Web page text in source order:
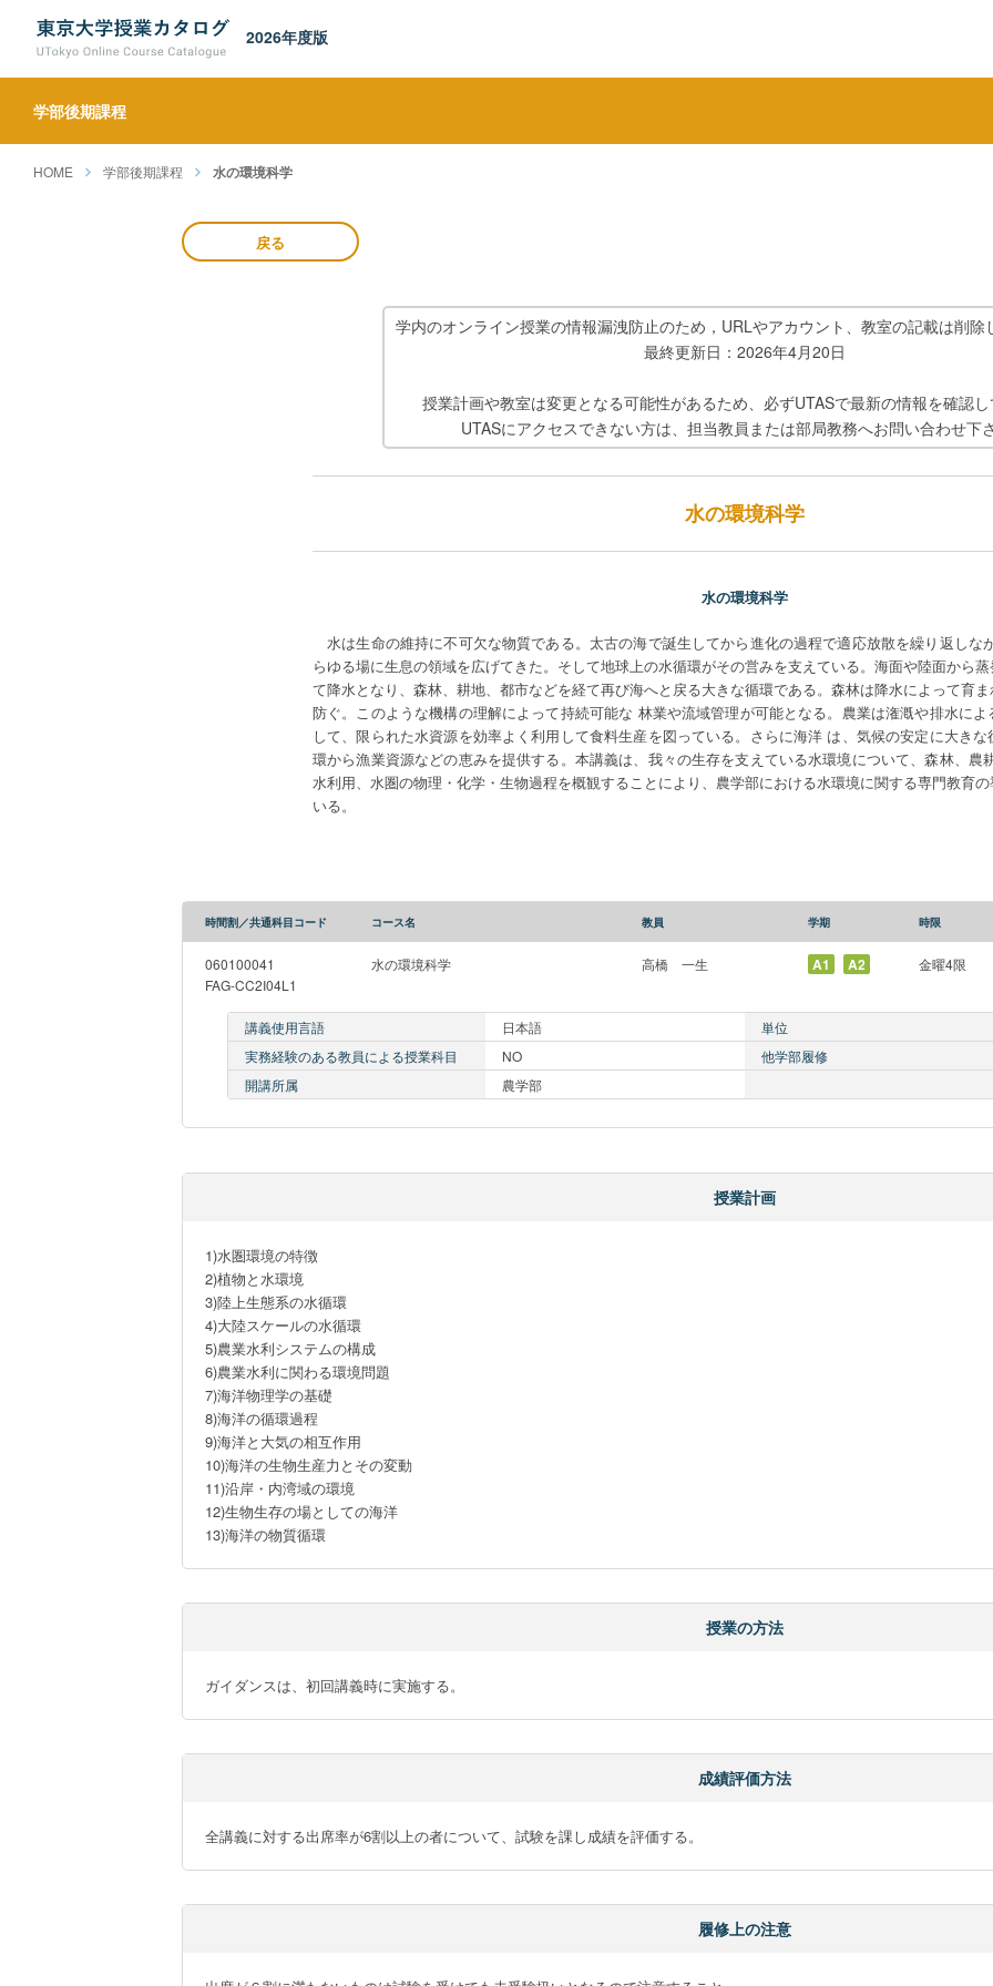
2026年度版
学部後期課程
HOME 学部後期課程 水の環境科学
戻る
学内のオンライン授業の情報漏洩防止のため，URLやアカウント、教室の記載は削除
最終更新日：2026年4月20日
授業計画や教室は変更となる可能性があるため、必ずUTASで最新の情報を確認
UTASにアクセスできない方は、担当教員または部局教務へお問い合わせ下
水の環境科学
水の環境科学
水は生命の維持に不可欠な物質である。太古の海で誕生してから進化の過程で適応放散を繰り返しな
らゆる場に生息の領域を広げてきた。そして地球上の水循環がその営みを支えている。海面や陸面から
て降水となり、森林、耕地、都市などを経て再び海へと戻る大きな循環である。森林は降水によって育
防ぐ。このような機構の理解によって持続可能な 林業や流域管理が可能となる。農業は潅漑や排水に
して、限られた水資源を効率よく利用して食料生産を図っている。さらに海洋 は、気候の安定に大き
環から漁業資源などの恵みを提供する。本講義は、我々の生存を支えている水環境について、森林、農
水利用、水圏の物理・化学・生物過程を概観することにより、農学部における水環境に関する専門教育
いる。
時間割／共通科目コード コース名 教員 学期 時限
060100041
FAG-CC2I04L1
水の環境科学 高橋 一生 A1 A2 金曜4限
講義使用言語 日本語
単位
実務経験のある教員による授業科目
NO
他学部履修
開講所属
農学部
授業計画
1)水圏環境の特徴
2)植物と水環境
3)陸上生態系の水循環
4)大陸スケールの水循環
5)農業水利システムの構成
6)農業水利に関わる環境問題
7)海洋物理学の基礎
8)海洋の循環過程
9)海洋と大気の相互作用
10)海洋の生物生産力とその変動
11)沿岸・内湾域の環境
12)生物生存の場としての海洋
13)海洋の物質循環
授業の方法
ガイダンスは、初回講義時に実施する。
成績評価方法
全講義に対する出席率が6割以上の者について、試験を課し成績を評価する。
履修上の注意